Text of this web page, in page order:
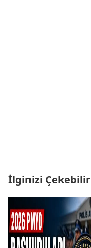
İlginizi Çekebilir